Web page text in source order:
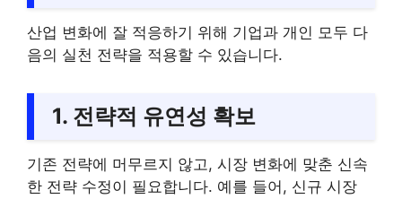
산업 변화에 잘 적응하기 위해 기업과 개인 모두 다
음의 실천 전략을 적용할 수 있습니다.
1. 전략적 유연성 확보
기존 전략에 머무르지 않고, 시장 변화에 맞춘 신속
한 전략 수정이 필요합니다. 예를 들어, 신규 시장